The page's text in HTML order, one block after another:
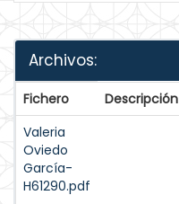
Archivos:
Fichero Descripción
Valeria
Oviedo
García-
H61290.pdf